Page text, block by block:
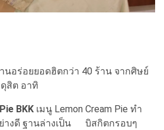
ร่อยยอดฮิตกว่า 40 ร้าน จากศิษย์
ดุสิต อาทิ
BKK เมนู Lemon Cream Pie ทำ
ย่างดี ฐานล่างเป็น บิสกิตกรอบๆ